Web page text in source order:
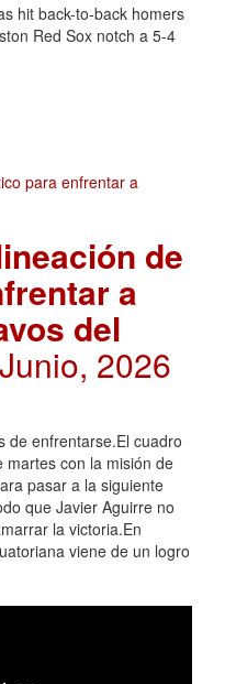
hit back-to-back homers
Red Sox notch a 5-4
de
a
del
2026
de enfrentarse.El cuadro
martes con la misión de
pasar a la siguiente
que Javier Aguirre no
la victoria.En
viene de un logro